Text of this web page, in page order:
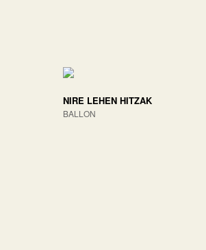
NIRE LEHEN HITZAK
BALLON